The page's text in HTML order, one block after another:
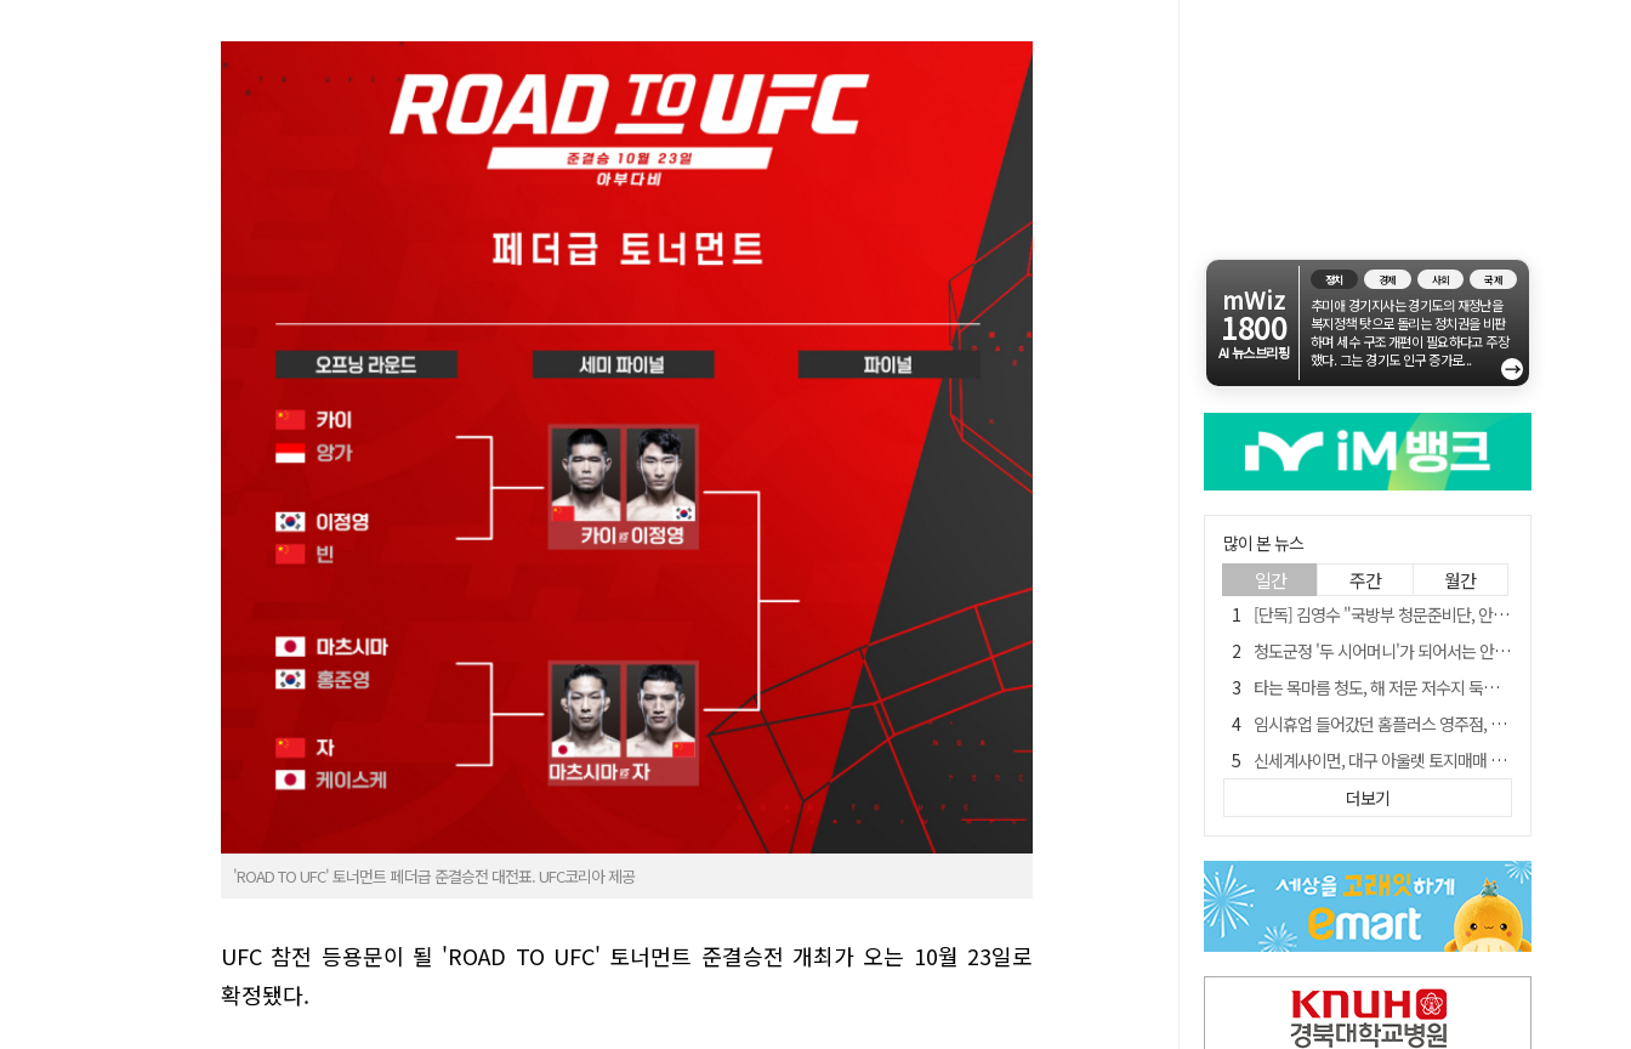
'ROAD TO UFC' 토너먼트 페더급 준결승전 대전표. UFC코리아 제공
UFC 참전 등용문이 될 'ROAD TO UFC' 토너먼트 준결승전 개최가 오는 10월 23일로
확정됐다.
mWiz
1800
AI 뉴스브리핑
정치 경제 사회 국제
추미애 경기지사는 경기도의 재정난을
복지정책 탓으로 돌리는 정치권을 비판
하며 세수 구조 개편이 필요하다고 주장
했다. 그는 경기도 인구 증가로...
→
많이 본 뉴스
일간 주간 월간
[단독] 김영수 "국방부 청문준비단, 안규백 탈영 알고있었다"
청도군정 '두 시어머니'가 되어서는 안된다
타는 목마름 청도, 해 저문 저수지 둑에 군수가 서 있었다
임시휴업 들어갔던 홈플러스 영주점, 7일 영업 재개…지하 1층만 운영
신세계사이먼, 대구 아울렛 토지매매 계약 체결… 사업 본궤도
SK하이닉스, 주당 375원 분기 배당 공시…"3분기 중 주주환원 방안 확정"
이의준 전 경북도 새마을봉사과장, 제28대 울릉군 부군수 취임
外人 한 달 새 8000억 담았는데…LG이노텍 목표주가는 왜 엇갈릴까
정청래, 靑 겨냥... "신천지·레버리지·호남 반도체 겁박 사과하라"
더보기